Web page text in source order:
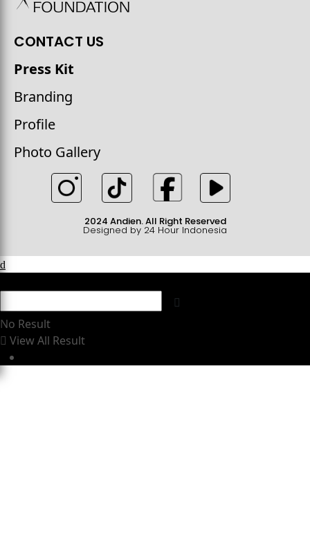
CONTACT US
Press Kit
Branding
Profile
Photo Gallery
2024 Andien. All Right Reserved
Designed by 24 Hour Indonesia
No Result
View All Result